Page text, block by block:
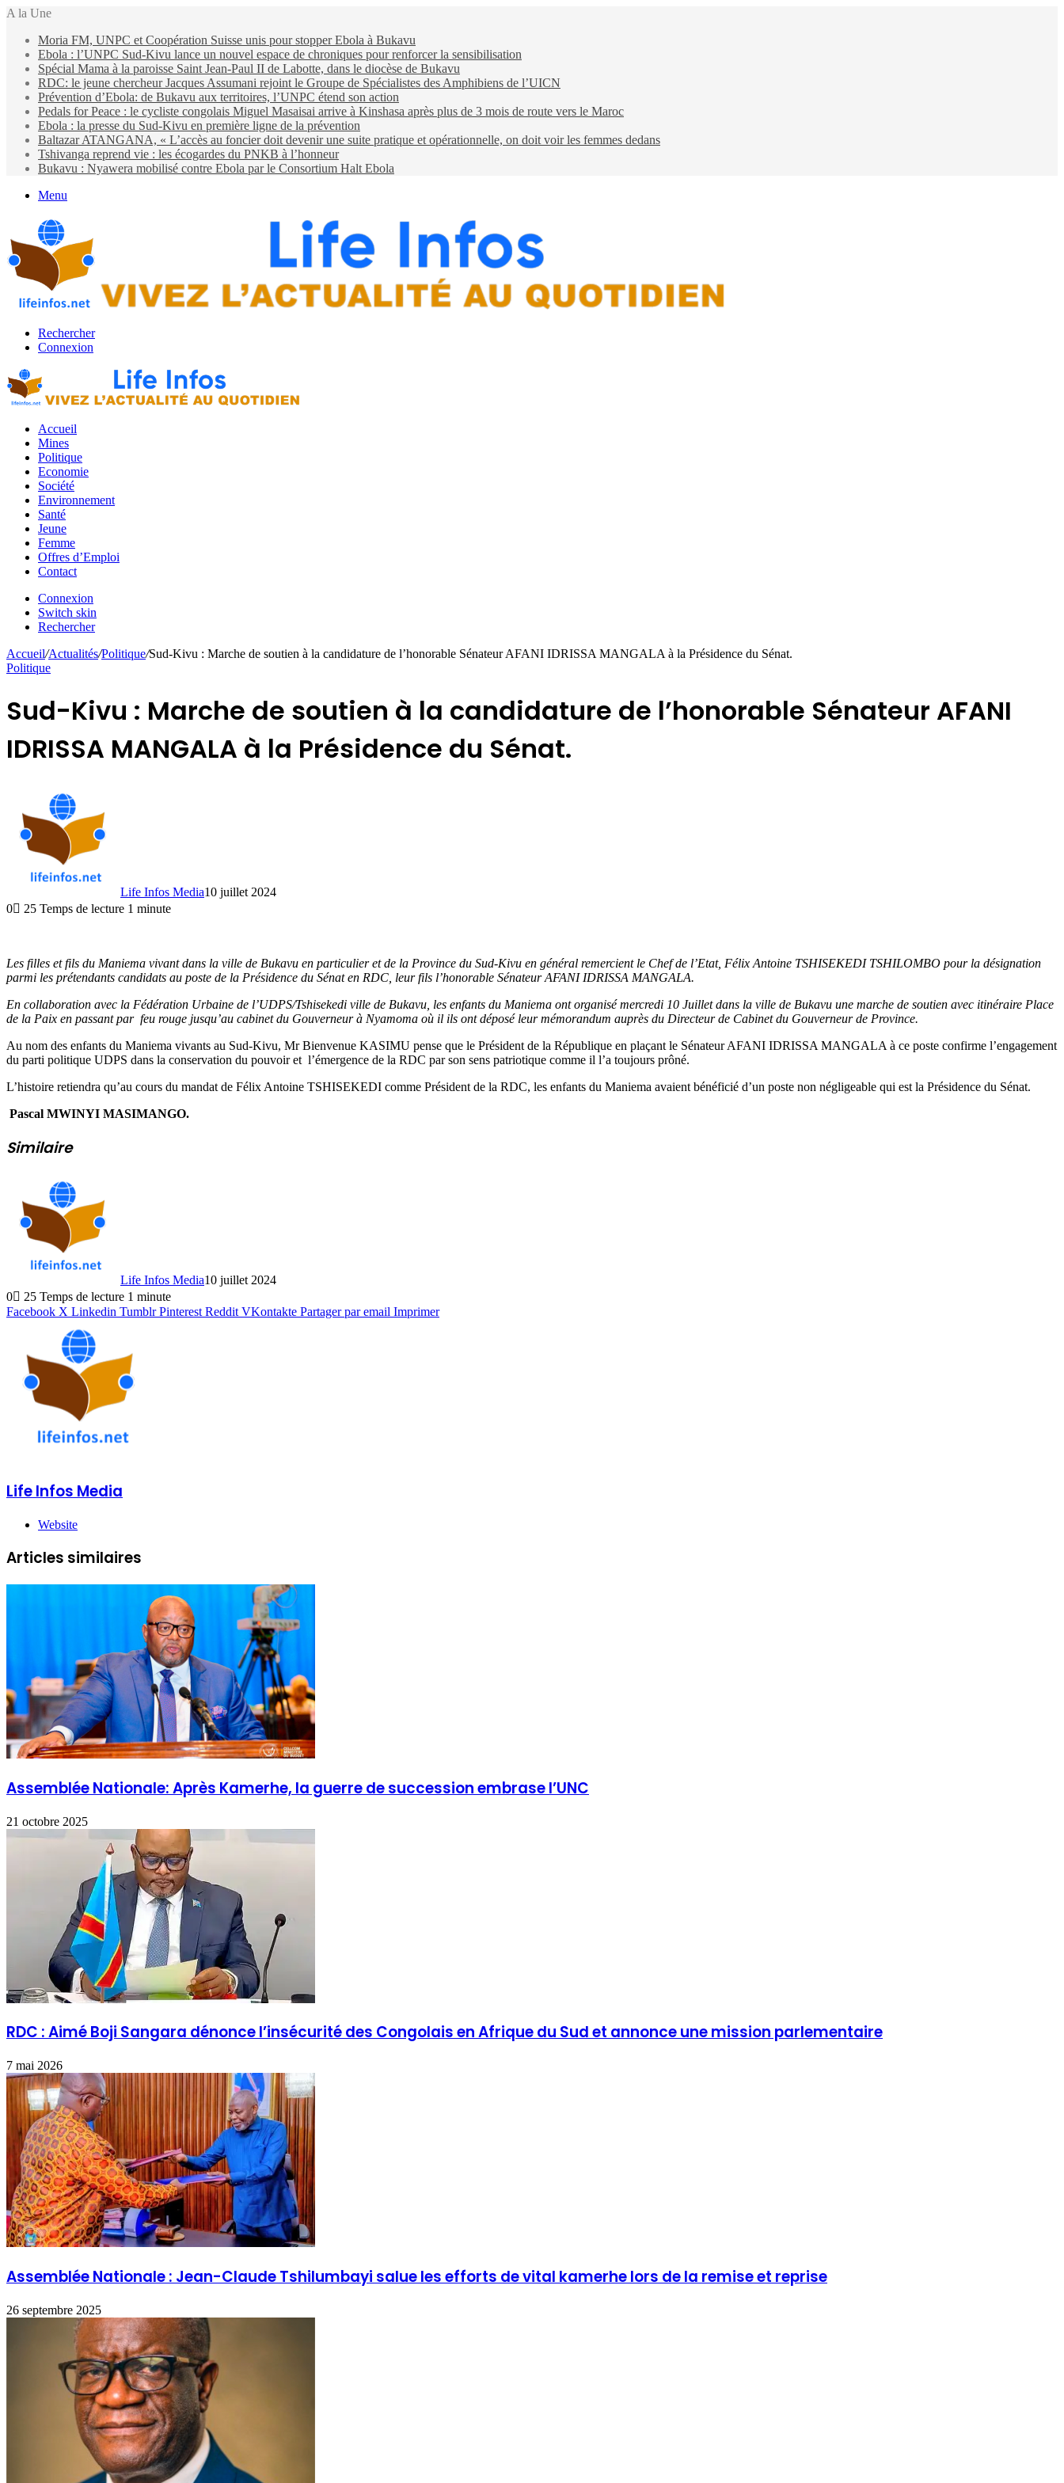
A la Une
Moria FM, UNPC et Coopération Suisse unis pour stopper Ebola à Bukavu
Ebola : l’UNPC Sud-Kivu lance un nouvel espace de chroniques pour renforcer la sensibilisation
Spécial Mama à la paroisse Saint Jean-Paul II de Labotte, dans le diocèse de Bukavu
RDC: le jeune chercheur Jacques Assumani rejoint le Groupe de Spécialistes des Amphibiens de l’UICN
Prévention d’Ebola: de Bukavu aux territoires, l’UNPC étend son action
Pedals for Peace : le cycliste congolais Miguel Masaisai arrive à Kinshasa après plus de 3 mois de route vers le Maroc
Ebola : la presse du Sud-Kivu en première ligne de la prévention
Baltazar ATANGANA, « L’accès au foncier doit devenir une suite pratique et opérationnelle, on doit voir les femmes dedans
Tshivanga reprend vie : les écogardes du PNKB à l’honneur
Bukavu : Nyawera mobilisé contre Ebola par le Consortium Halt Ebola
Menu
Rechercher
Connexion
Accueil
Mines
Politique
Economie
Société
Environnement
Santé
Jeune
Femme
Offres d’Emploi
Contact
Connexion
Switch skin
Rechercher
Accueil/Actualités/Politique/Sud-Kivu : Marche de soutien à la candidature de l’honorable Sénateur AFANI IDRISSA MANGALA à la Présidence du Sénat.
Politique
Sud-Kivu : Marche de soutien à la candidature de l’honorable Sénateur AFANI
IDRISSA MANGALA à la Présidence du Sénat.
Life Infos Media10 juillet 2024
0
25 Temps de lecture 1 minute
Les filles et fils du Maniema vivant dans la ville de Bukavu en particulier et de la Province du Sud-Kivu en général remercient le Chef de l’Etat, Félix Antoine TSHISEKEDI TSHILOMBO pour la désignation
parmi les prétendants candidats au poste de la Présidence du Sénat en RDC, leur fils l’honorable Sénateur AFANI IDRISSA MANGALA.
En collaboration avec la Fédération Urbaine de l’UDPS/Tshisekedi ville de Bukavu, les enfants du Maniema ont organisé mercredi 10 Juillet dans la ville de Bukavu une marche de soutien avec itinéraire Place
de la Paix en passant par feu rouge jusqu’au cabinet du Gouverneur à Nyamoma où il ils ont déposé leur mémorandum auprès du Directeur de Cabinet du Gouverneur de Province.
Au nom des enfants du Maniema vivants au Sud-Kivu, Mr Bienvenue KASIMU pense que le Président de la République en plaçant le Sénateur AFANI IDRISSA MANGALA à ce poste confirme l’engagement
du parti politique UDPS dans la conservation du pouvoir et l’émergence de la RDC par son sens patriotique comme il l’a toujours prôné.
L’histoire retiendra qu’au cours du mandat de Félix Antoine TSHISEKEDI comme Président de la RDC, les enfants du Maniema avaient bénéficié d’un poste non négligeable qui est la Présidence du Sénat.
Pascal MWINYI MASIMANGO.
Similaire
Life Infos Media10 juillet 2024
0
25 Temps de lecture 1 minute
Facebook X Linkedin Tumblr Pinterest Reddit VKontakte Partager par email Imprimer
Life Infos Media
Website
Articles similaires
Assemblée Nationale: Après Kamerhe, la guerre de succession embrase l’UNC
21 octobre 2025
RDC : Aimé Boji Sangara dénonce l’insécurité des Congolais en Afrique du Sud et annonce une mission parlementaire
7 mai 2026
Assemblée Nationale : Jean-Claude Tshilumbayi salue les efforts de vital kamerhe lors de la remise et reprise
26 septembre 2025